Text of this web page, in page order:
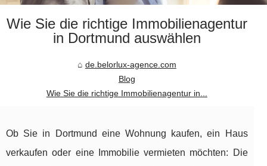
Wie Sie die richtige Immobilienagentur
in Dortmund auswählen
de.belorlux-agence.com
Blog
Wie Sie die richtige Immobilienagentur in...
Ob Sie in Dortmund eine Wohnung kaufen, ein Haus
verkaufen oder eine Immobilie vermieten möchten: Die